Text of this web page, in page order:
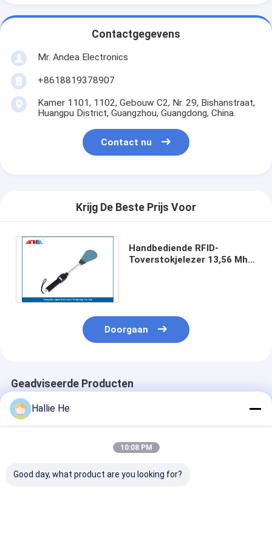
Contactgegevens
Mr. Andea Electronics
+8618819378907
Kamer 1101, 1102, Gebouw C2, Nr. 29, Bishanstraat,
Huangpu District, Guangzhou, Guangdong, China.
Contact nu
Krijg De Beste Prijs Voor
Handbediende RFID-
Toverstokjelezer 13,56 Mhz,
Doorgaan
Geadviseerde Producten
Hallie He
10:08 PM
Good day, what product are you looking for?